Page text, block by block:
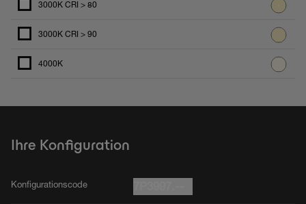
3000K CRI > 80
3000K CRI > 90
4000K
Ihre Konfiguration
Konfigurationscode